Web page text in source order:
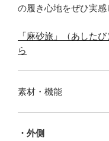
の履き心地をぜひ実感
「麻砂旅」（あした
ら
素材・機能
・外側